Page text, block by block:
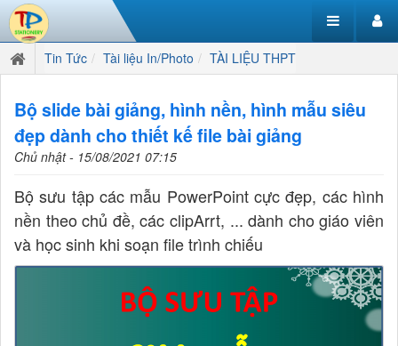
Tin Tức Tài liệu In/Photo TÀI LIỆU THPT
Bộ slide bài giảng, hình nền, hình mẫu siêu
đẹp dành cho thiết kế file bài giảng
Chủ nhật - 15/08/2021 07:15
Bộ sưu tập các mẫu PowerPoint cực đẹp, các hình
nền theo chủ đề, các clipArrt, ... dành cho giáo viên
và học sinh khi soạn file trình chiếu